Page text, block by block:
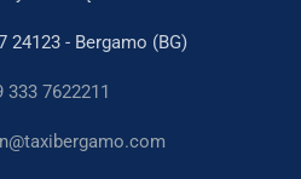
24123 - Bergamo (BG)
333 7622211